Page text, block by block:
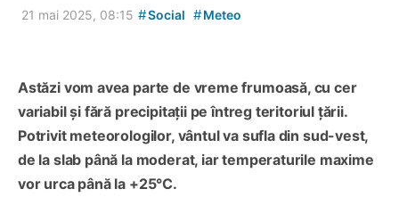
21 mai 2025, 08:15 #Social #Meteo
Astăzi vom avea parte de vreme frumoasă, cu cer
variabil și fără precipitații pe întreg teritoriul țării.
Potrivit meteorologilor, vântul va sufla din sud-vest,
de la slab până la moderat, iar temperaturile maxime
vor urca până la +25°C.